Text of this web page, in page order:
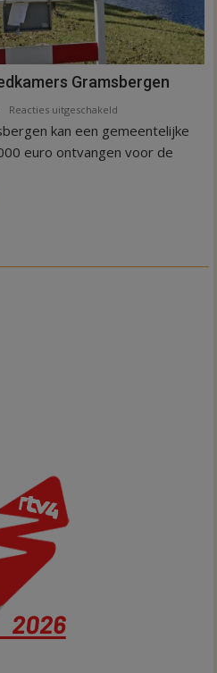
Gramsbergen
Reacties uitgeschakeld
Geld
voor
kan een gemeentelijke
euro ontvangen voor de